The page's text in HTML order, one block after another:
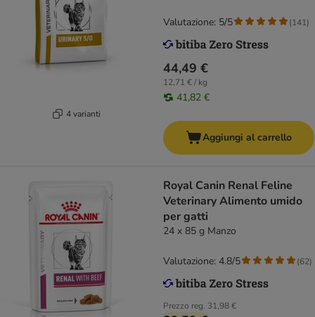
4 varianti
44,49 €
12,71 € / kg
41,82 €
Valutazione: 5/5 (141)
Aggiungi al carrello
Royal Canin Renal Feline
Veterinary Alimento umido
per gatti
24 x 85 g Manzo
Prezzo reg. 31,98 €
Valutazione: 4.8/5 (62)